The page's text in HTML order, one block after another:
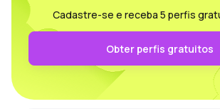
Cadastre-se e receba 5 perfis
Obter perfis gratuitos